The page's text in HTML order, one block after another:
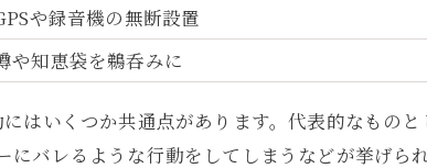
や録音機の無断設置
や知恵袋を鵜呑みに
はいくつか共通点があります。代表的なもの
バレるような行動をしてしまうなどが挙げられ